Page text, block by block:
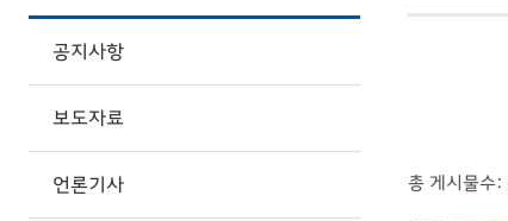
공지사항
보도자료
언론기사 총 게시물수: